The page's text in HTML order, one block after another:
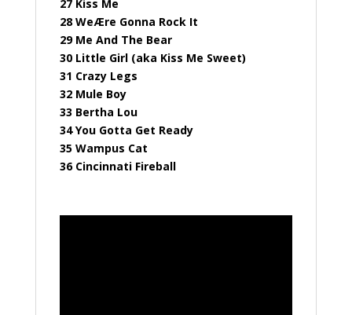
27 Kiss Me
28 WeÆre Gonna Rock It
29 Me And The Bear
30 Little Girl (aka Kiss Me Sweet)
31 Crazy Legs
32 Mule Boy
33 Bertha Lou
34 You Gotta Get Ready
35 Wampus Cat
36 Cincinnati Fireball